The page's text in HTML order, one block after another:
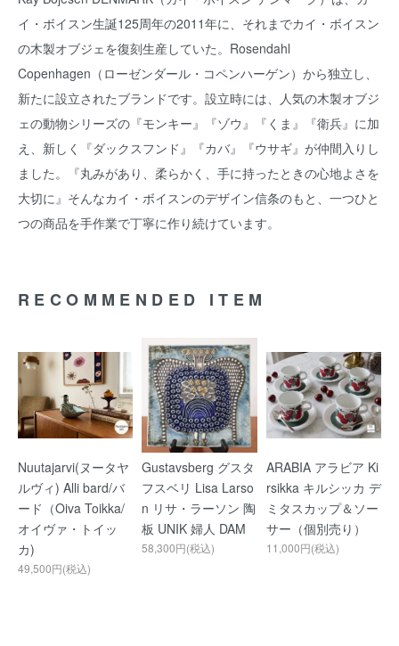
イ・ボイスン生誕125周年の2011年に、それまでカイ・ボイスン
の木製オブジェを復刻生産していた。Rosendahl
Copenhagen（ローゼンダール・コペンハーゲン）から独立し、
新たに設立されたブランドです。設立時には、人気の木製オブジ
ェの動物シリーズの『モンキー』『ゾウ』『くま』『衛兵』に加
え、新しく『ダックスフンド』『カバ』『ウサギ』が仲間入りし
ました。『丸みがあり、柔らかく、手に持ったときの心地よさを
大切に』そんなカイ・ボイスンのデザイン信条のもと、一つひと
つの商品を手作業で丁寧に作り続けています。
RECOMMENDED ITEM
Nuutajarvi(ヌータヤ
ルヴィ) Alli bard/バ
ード（Oiva Toikka/
オイヴァ・トイッ
カ)
49,500円(税込)
Gustavsberg グスタ
フスベリ Lisa Larso
n リサ・ラーソン 陶
板 UNIK 婦人 DAM
58,300円(税込)
ARABIA アラビア Ki
rsikka キルシッカ デ
ミタスカップ＆ソー
サー（個別売り）
11,000円(税込)